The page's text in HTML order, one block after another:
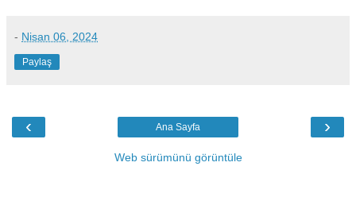
- Nisan 06, 2024
Paylaş
‹ ›
Ana Sayfa
Web sürümünü görüntüle